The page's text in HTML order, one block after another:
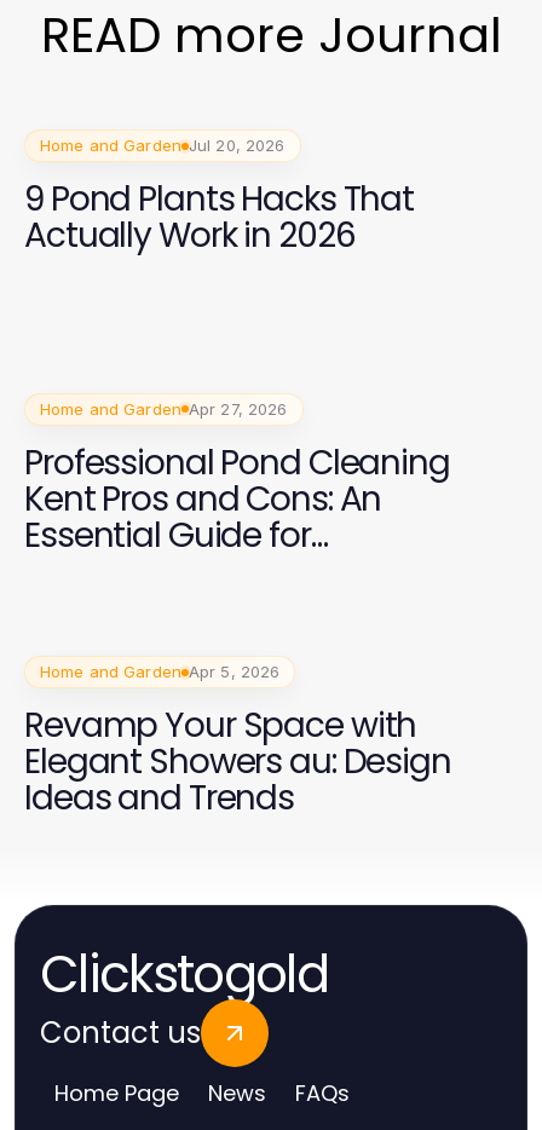
READ more Journal
Home and Garden Jul 20, 2026
9 Pond Plants Hacks That
Actually Work in 2026
Home and Garden Apr 27, 2026
Professional Pond Cleaning
Kent Pros and Cons: An
Essential Guide for
Home and Garden Apr 5, 2026
Revamp Your Space with
Elegant Showers au: Design
Ideas and Trends
Clickstogold
Contact us
Home Page News FAQs